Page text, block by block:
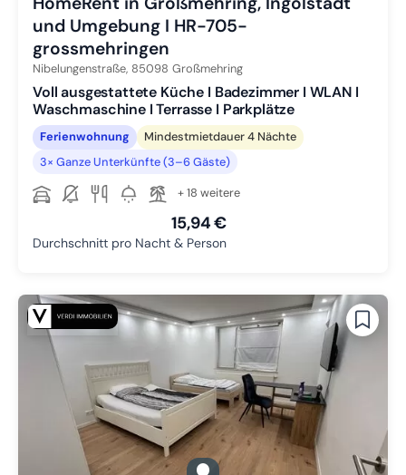
und Umgebung I HR-705-
grossmehringen
Nibelungenstraße, 85098 Großmehring
Voll ausgestattete Küche I Badezimmer I WLAN I
Waschmaschine I Terrasse I Parkplätze
Ferienwohnung
Mindestmietdauer 4 Nächte
3× Ganze Unterkünfte (3–6 Gäste)
+ 18 weitere
15,94 €
Durchschnitt pro Nacht & Person